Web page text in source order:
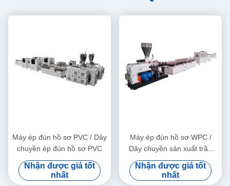
Máy ép đùn hồ sơ PVC / Dây
chuyền ép đùn hồ sơ PVC
Nhận được giá tốt
nhất
Máy ép đùn hồ sơ WPC /
Dây chuyền sản xuất trần
trang trí WPC
Nhận được giá tốt
nhất